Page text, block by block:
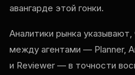
авангарде этой гонки.
Аналитики рынка
между агентами — Planner,
и Reviewer — в точности